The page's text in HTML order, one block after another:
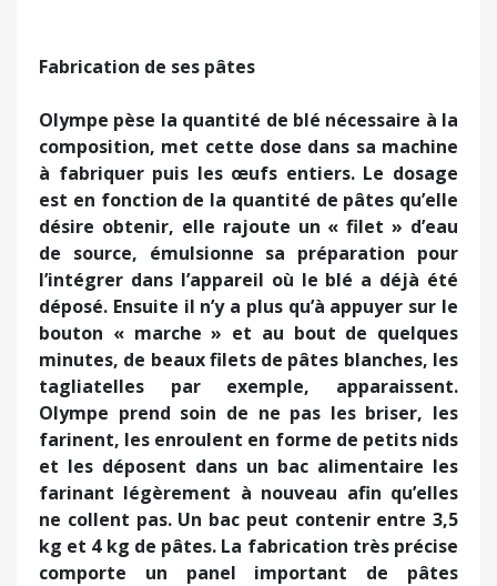
Fabrication de ses pâtes
Olympe pèse la quantité de blé nécessaire à la
composition, met cette dose dans sa machine
à fabriquer puis les œufs entiers. Le dosage
est en fonction de la quantité de pâtes qu’elle
désire obtenir, elle rajoute un « filet » d’eau
de source, émulsionne sa préparation pour
l’intégrer dans l’appareil où le blé a déjà été
déposé. Ensuite il n’y a plus qu’à appuyer sur le
bouton « marche » et au bout de quelques
minutes, de beaux filets de pâtes blanches, les
tagliatelles par exemple, apparaissent.
Olympe prend soin de ne pas les briser, les
farinent, les enroulent en forme de petits nids
et les déposent dans un bac alimentaire les
farinant légèrement à nouveau afin qu’elles
ne collent pas. Un bac peut contenir entre 3,5
kg et 4 kg de pâtes. La fabrication très précise
comporte un panel important de pâtes